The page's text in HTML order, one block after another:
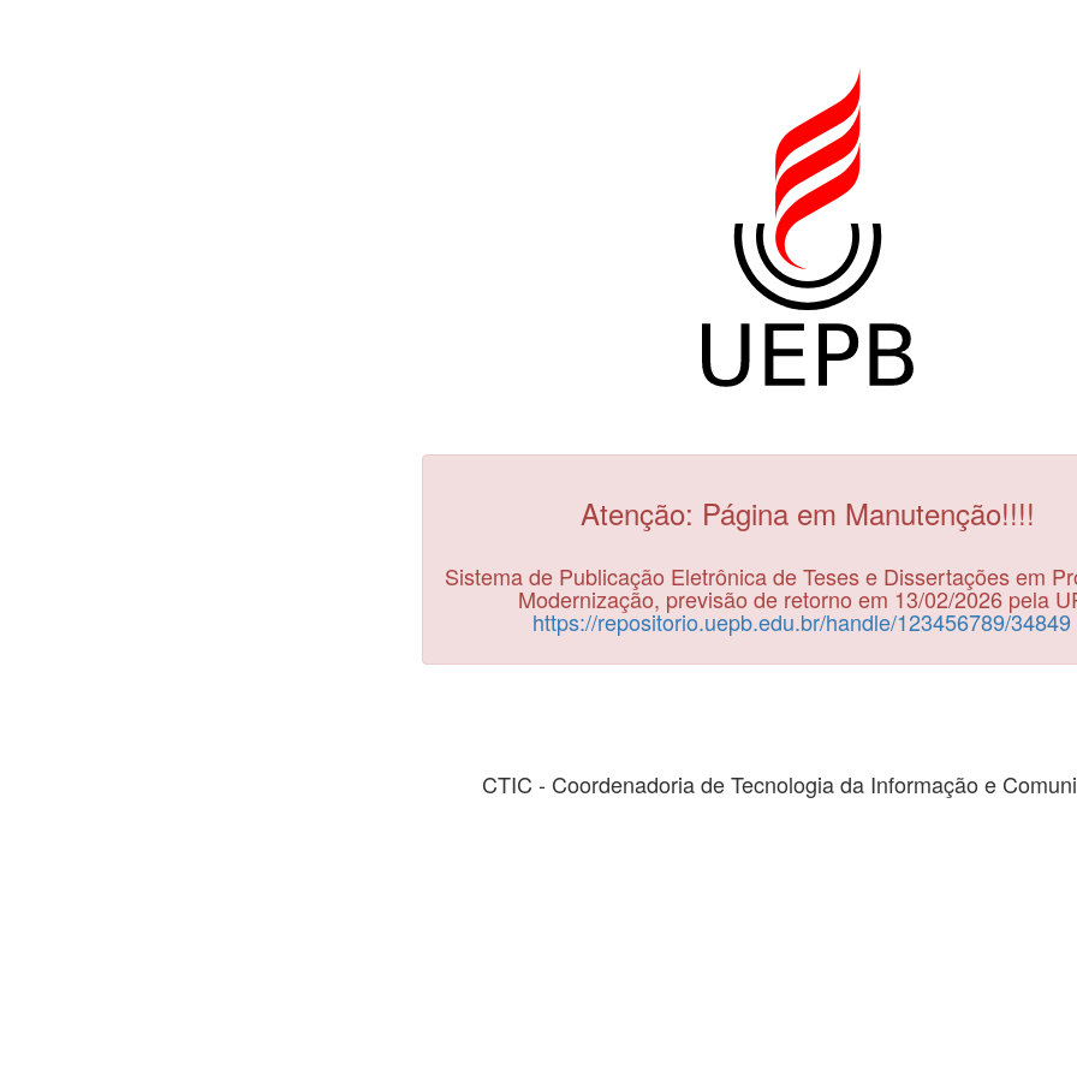
Atenção: Página em Manutenção!!!!
Sistema de Publicação Eletrônica de Teses e Dissertações em
Modernização, previsão de retorno em 13/02/2026 pela
https://repositorio.uepb.edu.br/handle/123456789/34849
CTIC - Coordenadoria de Tecnologia da Informação e